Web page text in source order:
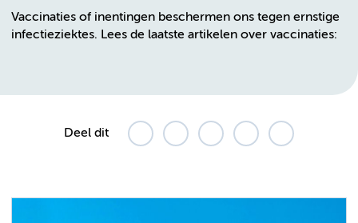
Vaccinaties of inentingen beschermen ons tegen ernstige
infectieziektes. Lees de laatste artikelen over vaccinaties:
Deel dit